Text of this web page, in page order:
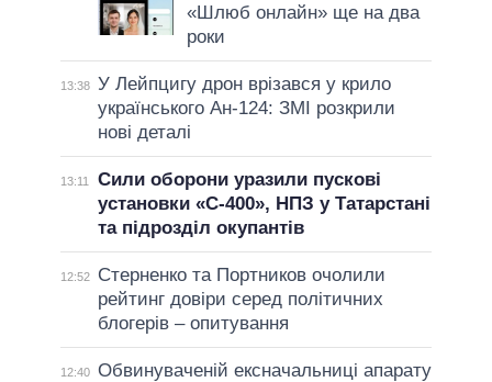
«Шлюб онлайн» ще на два
роки
13:38 У Лейпцигу дрон врізався у крило
українського Ан-124: ЗМІ розкрили
нові деталі
13:11
Сили оборони уразили пускові
установки «С-400», НПЗ у Татарстані
та підрозділ окупантів
12:52
Стерненко та Портников очолили
рейтинг довіри серед політичних
блогерів – опитування
12:40 Обвинуваченій ексначальниці апарату